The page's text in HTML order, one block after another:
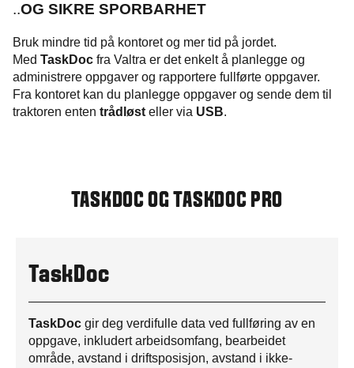
..OG SIKRE SPORBARHET
Bruk mindre tid på kontoret og mer tid på jordet.
Med TaskDoc fra Valtra er det enkelt å planlegge og
administrere oppgaver og rapportere fullførte oppgaver.
Fra kontoret kan du planlegge oppgaver og sende dem til
traktoren enten trådløst eller via USB.
TASKDOC OG TASKDOC PRO
TaskDoc
TaskDoc gir deg verdifulle data ved fullføring av en
oppgave, inkludert arbeidsomfang, bearbeidet
område, avstand i driftsposisjon, avstand i ikke-